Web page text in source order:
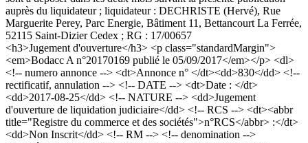
auprès du liquidateur ; liquidateur : DECHRISTE (Hervé), Rue
Marguerite Perey, Parc Energie, Bâtiment 11, Bettancourt La Ferrée,
52115 Saint-Dizier Cedex ; RG : 17/00657
<h3>Jugement d'ouverture</h3> <p class="standardMargin">
<em>Bodacc A n°20170169 publié le 05/09/2017</em></p> <dl>
<!-- numero annonce --> <dt>Annonce n° </dt><dd>830</dd> <!--
rectificatif, annulation --> <!-- DATE --> <dt>Date : </dt>
<dd>2017-08-25</dd> <!-- NATURE --> <dd>Jugement
d'ouverture de liquidation judiciaire</dd> <!-- RCS --> <dt><abbr
title="Registre du commerce et des sociétés">n°RCS</abbr> :</dt>
<dd>Non Inscrit</dd> <!-- RM --> <!-- denomination -->